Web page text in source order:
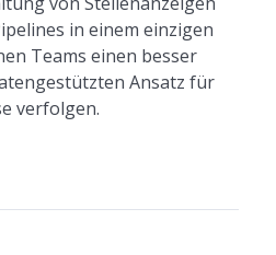
in einem einzigen
Teams einen besser
Ansatz für
verfolgen.